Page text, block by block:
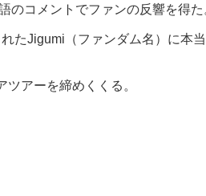
コメントでファンの反響を得た
たJigumi（ファンダム名）に本
アーを締めくくる。